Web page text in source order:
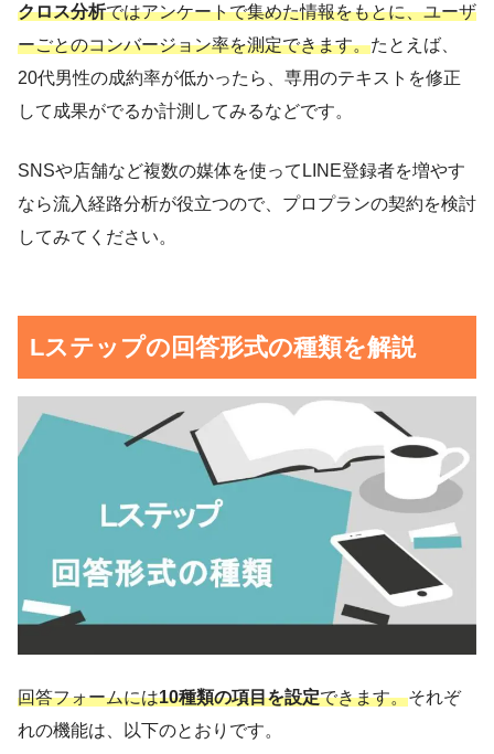
クロス分析ではアンケートで集めた情報をもとに、ユーザ
ーごとのコンバージョン率を測定できます。たとえば、
20代男性の成約率が低かったら、専用のテキストを修正
して成果がでるか計測してみるなどです。
SNSや店舗など複数の媒体を使ってLINE登録者を増やす
なら流入経路分析が役立つので、プロプランの契約を検討
してみてください。
Lステップの回答形式の種類を解説
回答フォームには10種類の項目を設定できます。それぞ
れの機能は、以下のとおりです。